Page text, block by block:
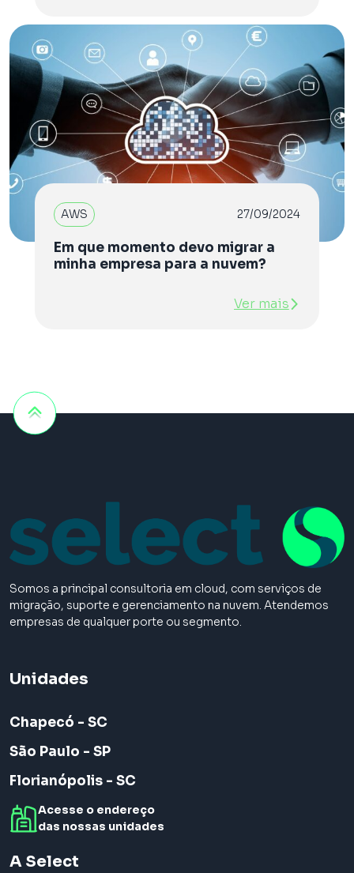
AWS 27/09/2024
Em que momento devo migrar a
minha empresa para a nuvem?
Ver mais
Somos a principal consultoria em cloud, com serviços de
migração, suporte e gerenciamento na nuvem. Atendemos
empresas de qualquer porte ou segmento.
Unidades
Chapecó - SC
São Paulo - SP
Florianópolis - SC
Acesse o endereço
das nossas unidades
A Select